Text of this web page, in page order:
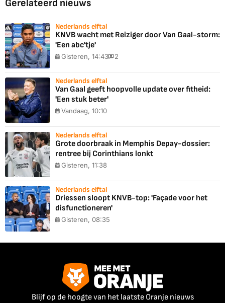
Gerelateerd nieuws
Nederlands elftal
KNVB wacht met Reiziger door Van Gaal-storm:
'Een abc'tje'
Gisteren, 14:43 2
Nederlands elftal
Van Gaal geeft hoopvolle update over fitheid:
'Een stuk beter'
Vandaag, 10:10
Nederlands elftal
Grote doorbraak in Memphis Depay-dossier:
rentree bij Corinthians lonkt
Gisteren, 11:38
Nederlands elftal
Driessen sloopt KNVB-top: 'Façade voor het
disfunctioneren'
Gisteren, 08:35
Blijf op de hoogte van het laatste Oranje nieuws